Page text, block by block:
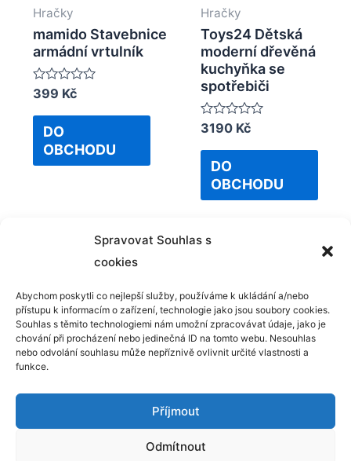
Spravovat Souhlas s
cookies
Abychom poskytli co nejlepší služby, používáme k ukládání a/nebo
přístupu k informacím o zařízení, technologie jako jsou soubory cookies.
Souhlas s těmito technologiemi nám umožní zpracovávat údaje, jako je
chování při procházení nebo jedinečná ID na tomto webu. Nesouhlas
nebo odvolání souhlasu může nepříznivě ovlivnit určité vlastnosti a
funkce.
Příjmout
Odmítnout
Hračky
mamido Stavebnice
armádní vrtulník
Rated
out
399 Kč
DO
OBCHODU
Hračky
Toys24 Dětská
moderní dřevěná
kuchyňka se
spotřebiči
Rated
out
3190 Kč
DO
OBCHODU
Kontakt
GDPR